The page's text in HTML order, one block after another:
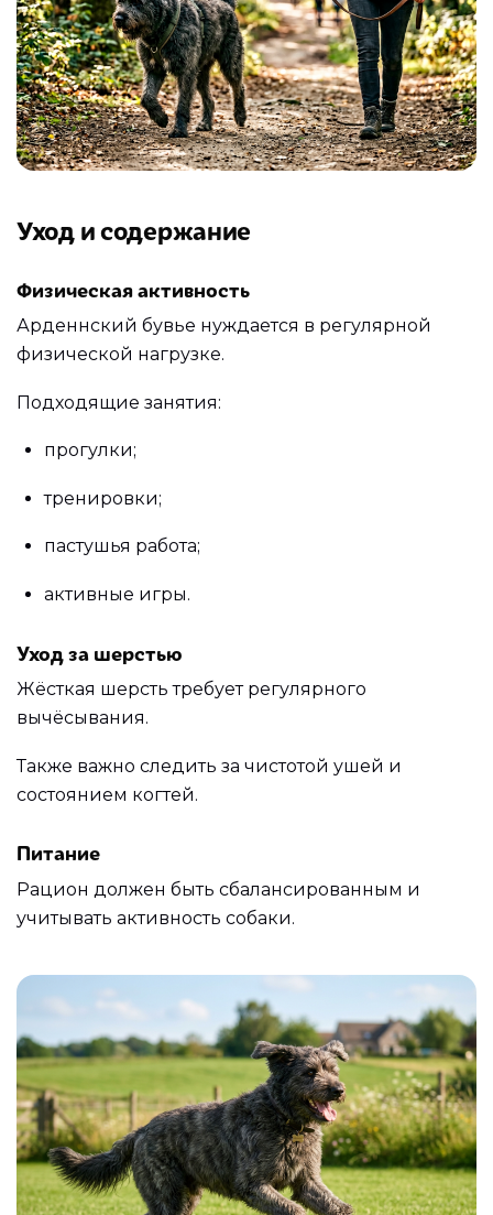
Уход и содержание
Физическая активность
Арденнский бувье нуждается в регулярной
физической нагрузке.
Подходящие занятия:
прогулки;
тренировки;
пастушья работа;
активные игры.
Уход за шерстью
Жёсткая шерсть требует регулярного
вычёсывания.
Также важно следить за чистотой ушей и
состоянием когтей.
Питание
Рацион должен быть сбалансированным и
учитывать активность собаки.